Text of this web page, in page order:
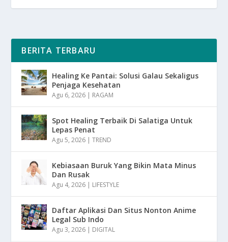
BERITA TERBARU
Healing Ke Pantai: Solusi Galau Sekaligus
Penjaga Kesehatan
Agu 6, 2026 RAGAM
Spot Healing Terbaik Di Salatiga Untuk
Lepas Penat
Agu 5, 2026 |TREND
Kebiasaan Buruk Yang Bikin Mata Minus
Dan Rusak
Agu 4, 2026 LIFESTYLE
Daftar Aplikasi Dan Situs Nonton Anime
Legal Sub Indo
Agu 3, 2026 DIGITAL